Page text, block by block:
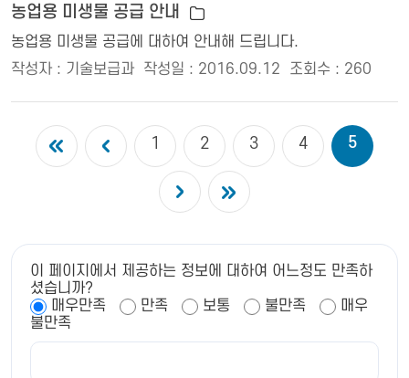
농업용 미생물 공급 안내
농업용 미생물 공급에 대하여 안내해 드립니다.
작성자 : 기술보급과
작성일 : 2016.09.12 조회수 : 260
1 2 3 4 5
이 페이지에서 제공하는 정보에 대하여 어느정도 만족하
셨습니까?
매우만족
만족 보통 불만족
매우
불만족